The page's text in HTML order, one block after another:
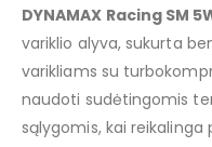
DYNAMAX Racing SM
variklio alyva, sukurta
varikliams su
naudoti sudėtingomis
sąlygomis, kai